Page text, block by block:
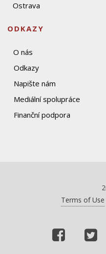
Ostrava
ODKAZY
O nás
Odkazy
Napište nám
Mediální spolupráce
Finanční podpora
Terms of Use